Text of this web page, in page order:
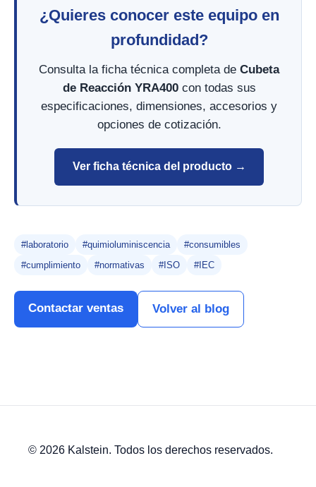
¿Quieres conocer este equipo en
profundidad?
Consulta la ficha técnica completa de Cubeta
de Reacción YRA400con todas sus
especificaciones, dimensiones, accesorios y
opciones de cotización.
Ver ficha técnica del producto →
#laboratorio #quimioluminiscencia
#consumibles
#cumplimiento
#normativas #ISO #IEC
Contactar ventas Volver al blog
© 2026 Kalstein. Todos los derechos reservados.